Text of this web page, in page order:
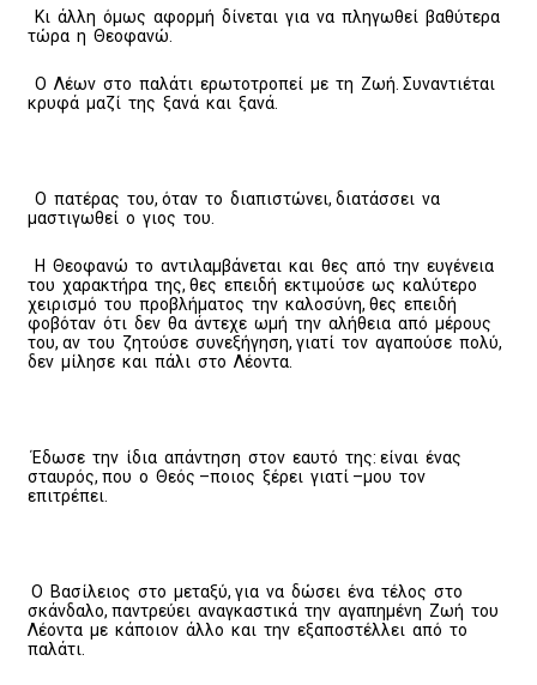
Κι άλλη όμως αφορμή δίνεται για να πληγωθεί βαθύτερα
τώρα η Θεοφανώ.
Ο Λέων στο παλάτι ερωτοτροπεί με τη Ζωή. Συναντιέται
κρυφά μαζί της ξανά και ξανά.
Ο πατέρας του, όταν το διαπιστώνει, διατάσσει να
μαστιγωθεί ο γιος του.
Η Θεοφανώ το αντιλαμβάνεται και θες από την ευγένεια
του χαρακτήρα της, θες επειδή εκτιμούσε ως καλύτερο
χειρισμό του προβλήματος την καλοσύνη, θες επειδή
φοβόταν ότι δεν θα άντεχε ωμή την αλήθεια από μέρους
του, αν του ζητούσε συνεξήγηση, γιατί τον αγαπούσε πολύ,
δεν μίλησε και πάλι στο Λέοντα.
Έδωσε την ίδια απάντηση στον εαυτό της: είναι ένας
σταυρός, που ο Θεός –ποιος ξέρει γιατί –μου τον
επιτρέπει.
Ο Βασίλειος στο μεταξύ, για να δώσει ένα τέλος στο
σκάνδαλο, παντρεύει αναγκαστικά την αγαπημένη Ζωή του
Λέοντα με κάποιον άλλο και την εξαποστέλλει από το
παλάτι.